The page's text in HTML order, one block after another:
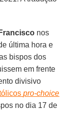
nos
última hora e
bispos dos
em frente
divisivo
pro-choice
no dia 17 de